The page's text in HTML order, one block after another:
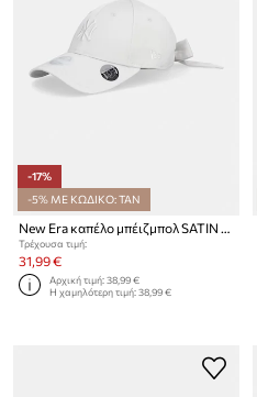
-17%
-5% ΜΕ ΚΩΔΙΚΟ: TAN
Τρέχουσα τιμή:
31,99 €
Αρχική τιμή:38,99 €
Η χαμηλότερη τιμή:38,99 €